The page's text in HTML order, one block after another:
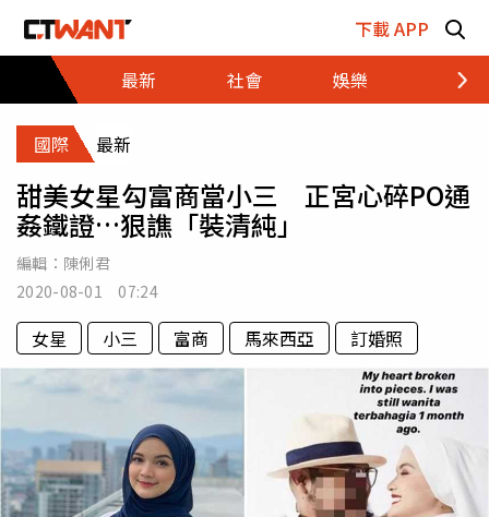
下載 APP
最新
社會 娛樂 財經
國際 最新
甜美女星勾富商當小三 正宮心碎PO通
姦鐵證…狠譙「裝清純」
編輯： 陳俐君
2020-08-01 07:24
女星 小三 富商 馬來西亞 訂婚照